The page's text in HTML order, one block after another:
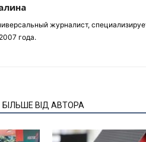
журналист,
года.
БІЛЬШЕ ВІД АВТОРА